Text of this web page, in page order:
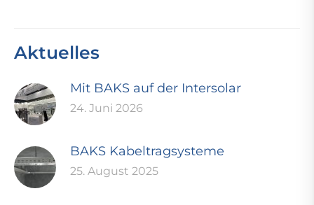
Aktuelles
Mit BAKS auf der Intersolar
24. Juni 2026
BAKS Kabeltragsysteme
25. August 2025